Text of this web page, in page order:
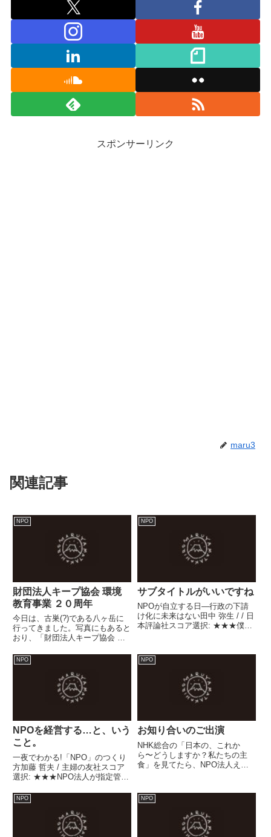
スポンサーリンク
maru3
関連記事
NPO
財団法人キープ協会 環境
教育事業 ２０周年
今日は、古巣(?)である八ヶ岳に
行ってきました。写真にもあると
おり、「財団法人キープ協会 環
典や記念行事：講演会＆ミニライ
ブへの参加です。昨年の３月に八
ヶ岳を離れて以来、１１ヶ月ぶり
の清里でした。懐かしい人たち...
NPO
サブタイトルがいいですね
NPOが自立する日―行政の下請
け化に未来はない田中 弥生 / / 日
本評論社スコア選択: ★★★僕た
銘じていなければなりません。指
定管理者制度も形式は［協定］と
いういわば、行政と指...
NPO
NPOを経営する…と、いう
こと。
一夜でわかる!「NPO」のつくり
方加藤 哲夫 / 主婦の友社スコア
選択: ★★★NPO法人が指定管理
目。視察に来ていただく人と話を
したり、講演会に出かけたりする
なかでは、『指定管理者制度のメ
リット／デメリット』...
NPO
お知り合いのご出演
NHK総合の「日本の、これか
ら〜どうしますか？私たちの主
食」を見てたら、NPO法人えが
法人フュージョン長池の富永さん
も出てましたね。デジ研が登場で
きるようなテーマがあるとした
NPO NPO